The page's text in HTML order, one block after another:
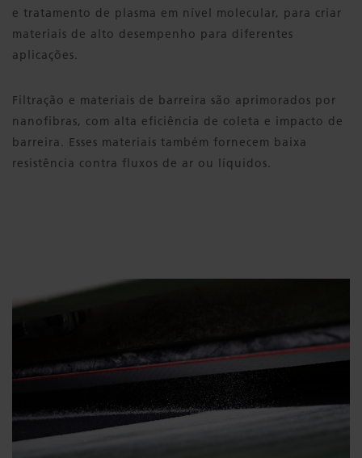
e tratamento de plasma em nível molecular, para criar
materiais de alto desempenho para diferentes
aplicações.
Filtração e materiais de barreira são aprimorados por
nanofibras, com alta eficiência de coleta e impacto de
barreira. Esses materiais também fornecem baixa
resistência contra fluxos de ar ou líquidos.